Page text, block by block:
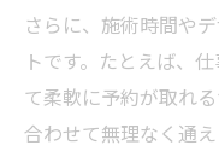
さらに、施術時間や
トです。たとえば、
て柔軟に予約が取れ
合わせて無理なく通え